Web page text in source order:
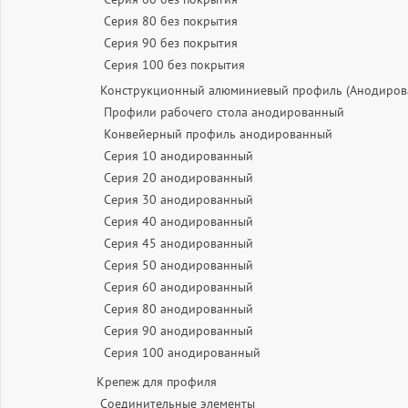
Серия 80 без покрытия
Серия 90 без покрытия
Серия 100 без покрытия
Конструкционный алюминиевый профиль
Профили рабочего стола анодированный
Конвейерный профиль анодированный
Серия 10 анодированный
Серия 20 анодированный
Серия 30 анодированный
Серия 40 анодированный
Серия 45 анодированный
Серия 50 анодированный
Серия 60 анодированный
Серия 80 анодированный
Серия 90 анодированный
Серия 100 анодированный
Крепеж для профиля
Соединительные элементы